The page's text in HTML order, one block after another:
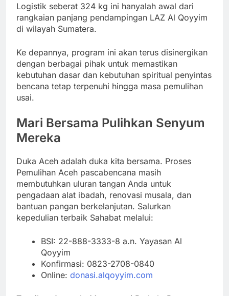
Logistik seberat 324 kg ini hanyalah awal dari
rangkaian panjang pendampingan LAZ Al Qoyyim
di wilayah Sumatera.
Ke depannya, program ini akan terus disinergikan
dengan berbagai pihak untuk memastikan
kebutuhan dasar dan kebutuhan spiritual penyintas
bencana tetap terpenuhi hingga masa pemulihan
usai.
Mari Bersama Pulihkan Senyum
Mereka
Duka Aceh adalah duka kita bersama. Proses
Pemulihan Aceh pascabencana masih
membutuhkan uluran tangan Anda untuk
pengadaan alat ibadah, renovasi musala, dan
bantuan pangan berkelanjutan. Salurkan
kepedulian terbaik Sahabat melalui:
BSI: 22-888-3333-8 a.n. Yayasan Al
Qoyyim
Konfirmasi: 0823-2708-0840
Online: donasi.alqoyyim.com